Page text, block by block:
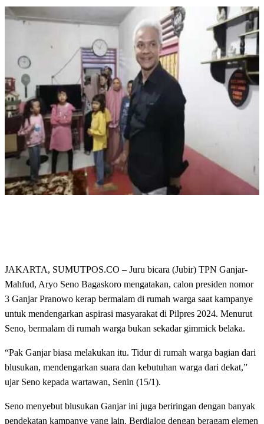
JAKARTA, SUMUTPOS.CO – Juru bicara (Jubir) TPN Ganjar-
Mahfud, Aryo Seno Bagaskoro mengatakan, calon presiden nomor
3 Ganjar Pranowo kerap bermalam di rumah warga saat kampanye
untuk mendengarkan aspirasi masyarakat di Pilpres 2024. Menurut
Seno, bermalam di rumah warga bukan sekadar gimmick belaka.
“Pak Ganjar biasa melakukan itu. Tidur di rumah warga bagian dari
blusukan, mendengarkan suara dan kebutuhan warga dari dekat,”
ujar Seno kepada wartawan, Senin (15/1).
Seno menyebut blusukan Ganjar ini juga beriringan dengan banyak
pendekatan kampanye yang lain. Berdialog dengan beragam elemen